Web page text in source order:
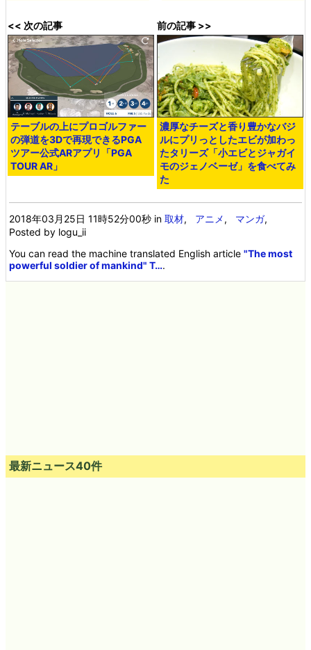
<< 次の記事
テーブルの上にプロゴルファー
の弾道を3Dで再現できるPGA
ツアー公式ARアプリ「PGA
TOUR AR」
前の記事 >>
濃厚なチーズと香り豊かなバジ
ルにプリっとしたエビが加わっ
たタリーズ「小エビとジャガイ
モのジェノベーゼ」を食べてみ
た
2018年03月25日 11時52分00秒 in取材, アニメ, マンガ,
Posted by logu_ii
You can read the machine translated English article"The most
powerful soldier of mankind" T….
最新ニュース40件